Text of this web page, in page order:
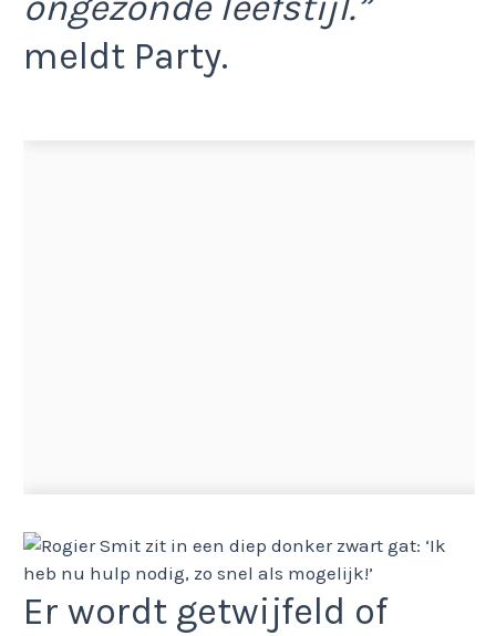
meldt Party.
Er wordt getwijfeld of